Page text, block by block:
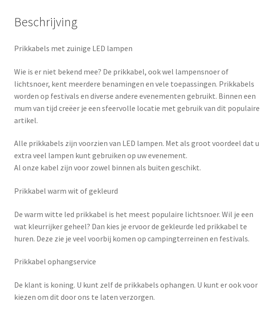
Beschrijving
Prikkabels met zuinige LED lampen
Wie is er niet bekend mee? De prikkabel, ook wel lampensnoer of
lichtsnoer, kent meerdere benamingen en vele toepassingen. Prikkabels
worden op festivals en diverse andere evenementen gebruikt. Binnen een
mum van tijd creëer je een sfeervolle locatie met gebruik van dit populaire
artikel.
Alle prikkabels zijn voorzien van LED lampen. Met als groot voordeel dat u
extra veel lampen kunt gebruiken op uw evenement.
Al onze kabel zijn voor zowel binnen als buiten geschikt.
Prikkabel warm wit of gekleurd
De warm witte led prikkabel is het meest populaire lichtsnoer. Wil je een
wat kleurrijker geheel? Dan kies je ervoor de gekleurde led prikkabel te
huren. Deze zie je veel voorbij komen op campingterreinen en festivals.
Prikkabel ophangservice
De klant is koning. U kunt zelf de prikkabels ophangen. U kunt er ook voor
kiezen om dit door ons te laten verzorgen.